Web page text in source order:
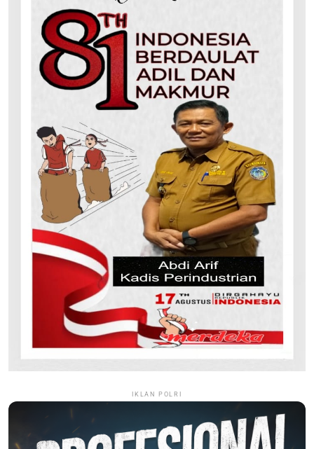
IKLAN POLRI